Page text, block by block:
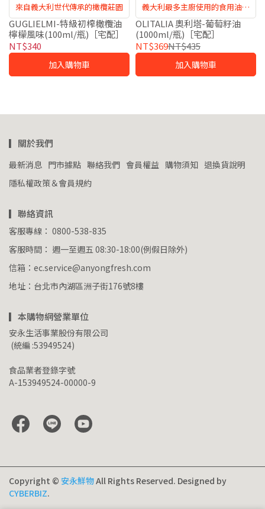
來自義大利世代傳承的橄欖莊園
GUGLIELMI-特級初榨橄欖油
檸檬風味(100ml/瓶)［宅配］
NT$340
加入購物車
義大利最多主廚使用的食用油品
牌
OLITALIA 奧利塔-葡萄籽油
(1000ml/瓶)［宅配］
NT$369NT$435
加入購物車
▎關於我們
最新消息 門市據點 聯絡我們 會員權益 購物須知 退換貨說明
隱私權政策＆會員規約
▎聯絡資訊
客服專線： 0800-538-835
客服時間： 週一至週五 08:30-18:00(例假日除外)
信箱：ec.service@anyongfresh.com
地址：台北市內湖區洲子街176號8樓
▎本購物網營業單位
安永生活事業股份有限公司
(統編 :53949524)
食品業者登錄字號
A-153949524-00000-9
Copyright © 安永鮮物All Rights Reserved. Designed by
CYBERBIZ.